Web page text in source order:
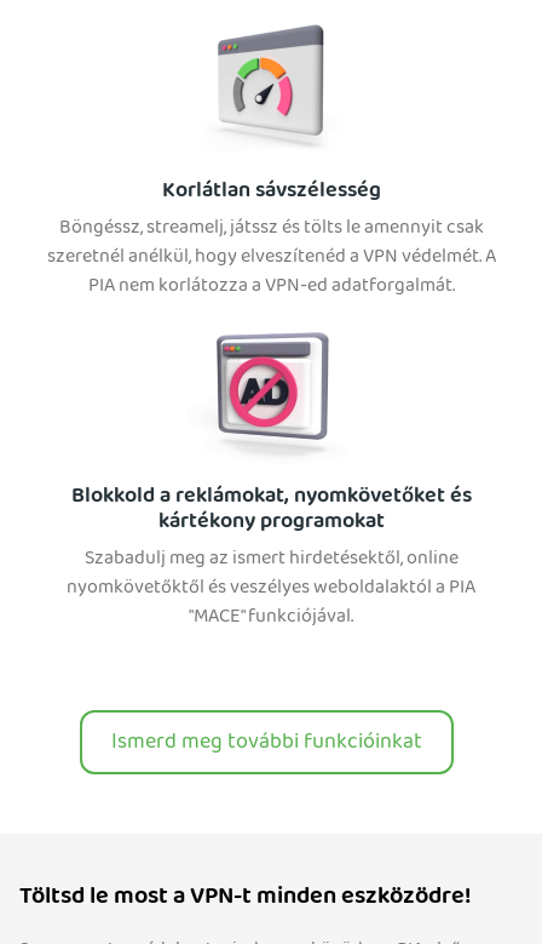
Korlátlan sávszélesség
Böngéssz, streamelj, játssz és tölts le amennyit csak
szeretnél anélkül, hogy elveszítenéd a VPN védelmét. A
PIA nem korlátozza a VPN-ed adatforgalmát.
Blokkold a reklámokat, nyomkövetőket és
kártékony programokat
Szabadulj meg az ismert hirdetésektől, online
nyomkövetőktől és veszélyes weboldalaktól a PIA
"MACE" funkciójával.
Ismerd meg további funkcióinkat
Töltsd le most a VPN-t minden eszközödre!